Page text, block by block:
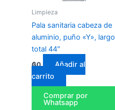
Limpieza
Pala sanitaria cabeza de
aluminio, puño «Y», largo
total 44″
₲0
Añadir al
carrito
Comprar por
Whatsapp